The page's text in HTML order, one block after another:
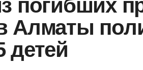
погибших
Алматы
детей